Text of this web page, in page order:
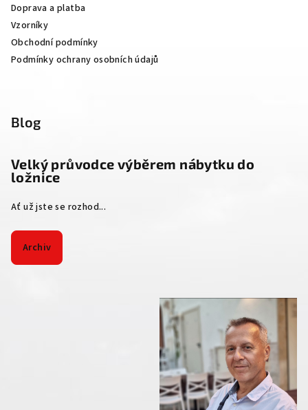
Doprava a platba
Vzorníky
Obchodní podmínky
Podmínky ochrany osobních údajů
Blog
Velký průvodce výběrem nábytku do
ložnice
Ať už jste se rozhod...
Archiv